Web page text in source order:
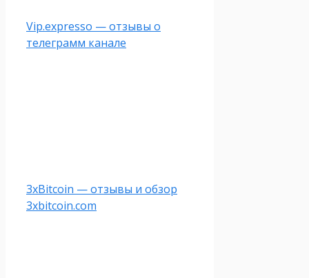
Vip.expresso — отзывы о
телеграмм канале
3xBitcoin — отзывы и обзор
3xbitcoin.com